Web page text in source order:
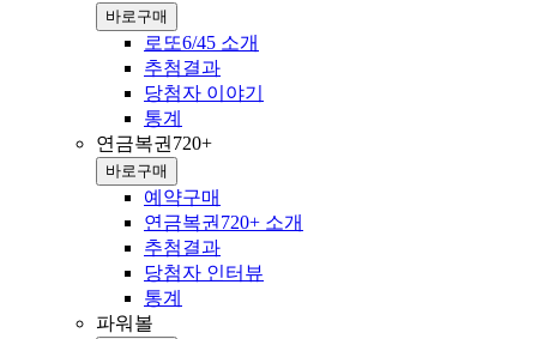
바로구매
로또6/45 소개
추첨결과
당첨자 이야기
통계
연금복권720+
바로구매
예약구매
연금복권720+ 소개
추첨결과
당첨자 인터뷰
통계
파워볼